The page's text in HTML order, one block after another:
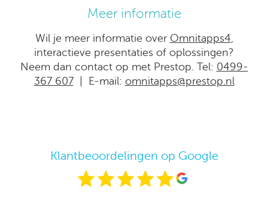
Meer informatie
Wil je meer informatie over Omnitapps4
interactieve presentaties of oplossingen?
Neem dan contact op met Prestop. Tel: 0499-
367 607| E-mail: omnitapps@prestop.nl
Klantbeoordelingen op Google